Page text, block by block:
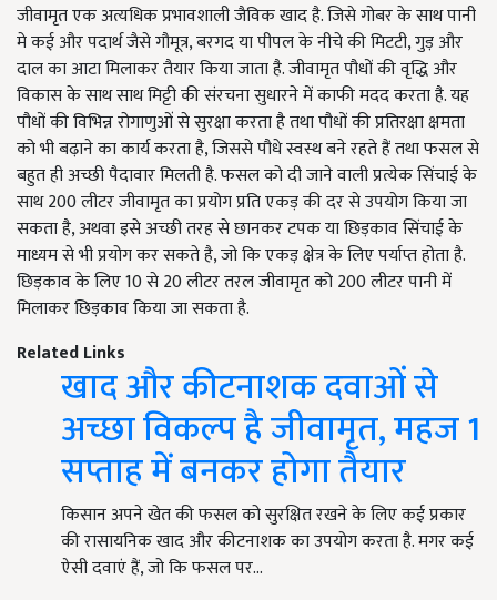
जीवामृत एक अत्यधिक प्रभावशाली जैविक खाद है. जिसे गोबर के साथ पानी
मे कई और पदार्थ जैसे गौमूत्र, बरगद या पीपल के नीचे की मिटटी, गुड़ और
दाल का आटा मिलाकर तैयार किया जाता है. जीवामृत पौधों की वृद्धि और
विकास के साथ साथ मिट्टी की संरचना सुधारने में काफी मदद करता है. यह
पौधों की विभिन्न रोगाणुओं से सुरक्षा करता है तथा पौधों की प्रतिरक्षा क्षमता
को भी बढ़ाने का कार्य करता है, जिससे पौधे स्वस्थ बने रहते हैं तथा फसल से
बहुत ही अच्छी पैदावार मिलती है. फसल को दी जाने वाली प्रत्येक सिंचाई के
साथ 200 लीटर जीवामृत का प्रयोग प्रति एकड़ की दर से उपयोग किया जा
सकता है, अथवा इसे अच्छी तरह से छानकर टपक या छिड़काव सिंचाई के
माध्यम से भी प्रयोग कर सकते है, जो कि एकड़ क्षेत्र के लिए पर्याप्त होता है.
छिड़काव के लिए 10 से 20 लीटर तरल जीवामृत को 200 लीटर पानी में
मिलाकर छिड़काव किया जा सकता है.
Related Links
खाद और कीटनाशक दवाओं से
अच्छा विकल्प है जीवामृत, महज 1
सप्ताह में बनकर होगा तैयार
किसान अपने खेत की फसल को सुरक्षित रखने के लिए कई प्रकार
की रासायनिक खाद और कीटनाशक का उपयोग करता है. मगर कई
ऐसी दवाएं हैं, जो कि फसल पर…